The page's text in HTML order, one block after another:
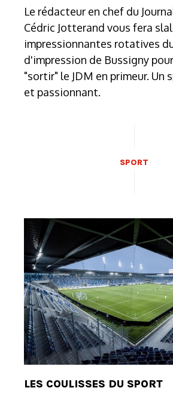
Le rédacteur en chef du
Cédric Jotterand vous fera
impressionnantes rotatives
d'impression de Bussigny
"sortir" le JDM en primeur. Un
et passionnant.
SPORT
LES COULISSES DU SPORT